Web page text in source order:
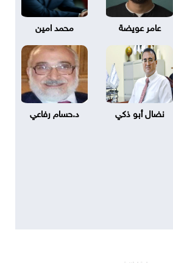
عامر عويضة محمد امين
نضال أبو ذكي د.حسام رفاعي